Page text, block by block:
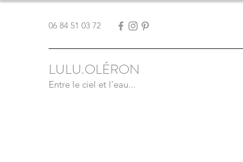
06 84 51 03 72
LULU.OLÉRON
Entre le ciel et l'eau...